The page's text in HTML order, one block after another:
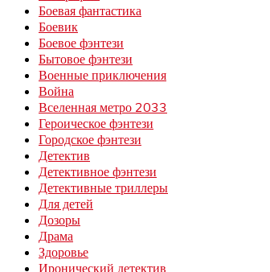
Боевая фантастика
Боевик
Боевое фэнтези
Бытовое фэнтези
Военные приключения
Война
Вселенная метро 2033
Героическое фэнтези
Городское фэнтези
Детектив
Детективное фэнтези
Детективные триллеры
Для детей
Дозоры
Драма
Здоровье
Иронический детектив